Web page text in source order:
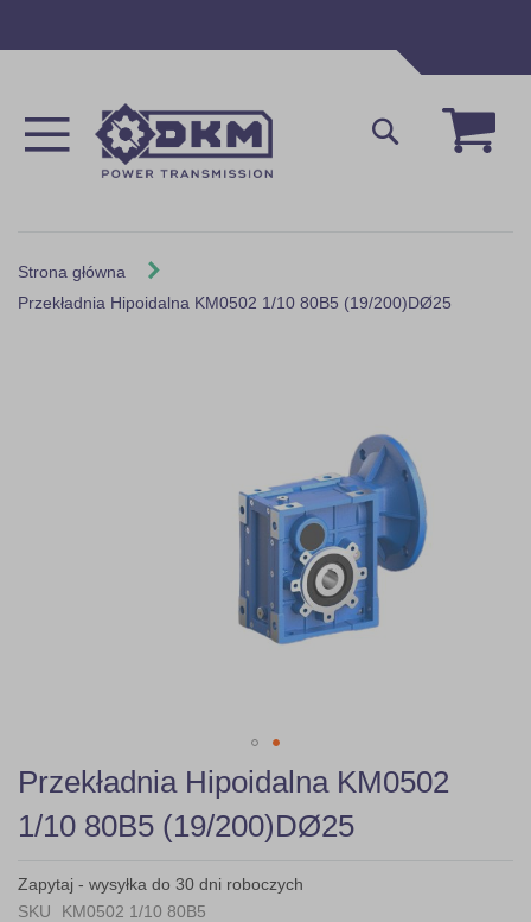
Mój
Szukaj
Strona główna
Przekładnia Hipoidalna KM0502 1/10 80B5 (19/200)DØ25
Skip
to
the
beginning
the
images
Przekładnia Hipoidalna KM0502
1/10 80B5 (19/200)DØ25
Zapytaj - wysyłka do 30 dni roboczych
SKU
KM0502 1/10 80B5